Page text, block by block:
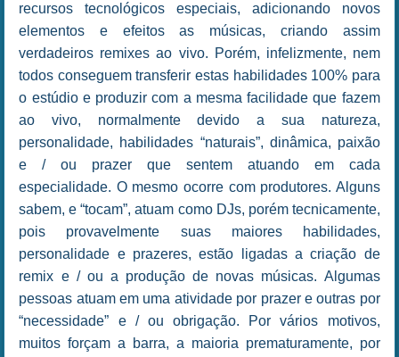
recursos tecnológicos especiais, adicionando novos
elementos e efeitos as músicas, criando assim
verdadeiros remixes ao vivo. Porém, infelizmente, nem
todos conseguem transferir estas habilidades 100% para
o estúdio e produzir com a mesma facilidade que fazem
ao vivo, normalmente devido a sua natureza,
personalidade, habilidades “naturais”, dinâmica, paixão
e / ou prazer que sentem atuando em cada
especialidade. O mesmo ocorre com produtores. Alguns
sabem, e “tocam”, atuam como DJs, porém tecnicamente,
pois provavelmente suas maiores habilidades,
personalidade e prazeres, estão ligadas a criação de
remix e / ou a produção de novas músicas. Algumas
pessoas atuam em uma atividade por prazer e outras por
“necessidade” e / ou obrigação. Por vários motivos,
muitos forçam a barra, a maioria prematuramente, por